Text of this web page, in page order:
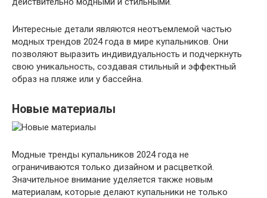
Интересные детали являются неотъемлемой частью
модных трендов 2024 года в мире купальников. Они
позволяют выразить индивидуальность и подчеркнуть
свою уникальность, создавая стильный и эффектный
образ на пляже или у бассейна.
Новые материалы
Модные тренды купальников 2024 года не
ограничиваются только дизайном и расцветкой.
Значительное внимание уделяется также новым
материалам, которые делают купальники не только